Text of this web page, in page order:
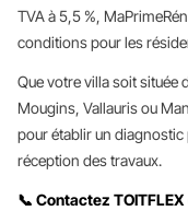
TVA à 5,5 %,
conditions pour les
Que votre villa soit située
Mougins, Vallauris ou
pour établir un
réception des travaux.
📞 Contactez